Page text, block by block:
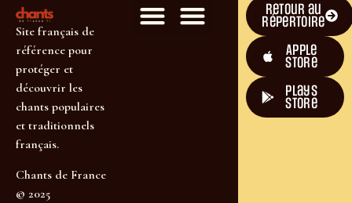
Site français de
référence pour
protéger et
découvrir les
chants populaires
et traditionnels
français.
Chants de France
© 2025
Retour au
répertoire
Apple
Store
plays
store